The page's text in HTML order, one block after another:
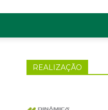
REALIZAÇÃO